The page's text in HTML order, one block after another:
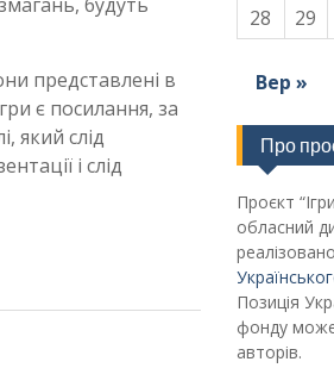
представлені в
є посилання, за
який слід
і слід
28
29
Вер »
Про
Проєкт
обласний
Позиція
фонду
авторів.